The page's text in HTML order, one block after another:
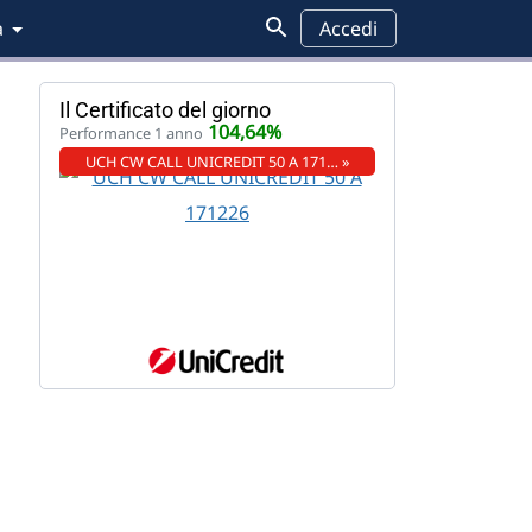
Accedi
Il Certificato del giorno
Performance 1 anno 104,64%
UCH CW CALL UNICREDIT 50 A 171… »